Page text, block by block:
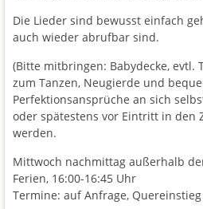
Die Lieder sind bewusst einfach
auch wieder abrufbar sind.
(Bitte mitbringen: Babydecke, evtl.
zum Tanzen, Neugierde und
Perfektionsansprüche an sich
oder spätestens vor Eintritt in den
werden.
Mittwoch nachmittag außerhalb
Ferien, 16:00-16:45 Uhr
Termine: auf Anfrage,